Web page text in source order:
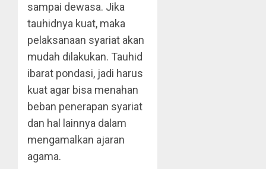
sampai dewasa. Jika
tauhidnya kuat, maka
pelaksanaan syariat akan
mudah dilakukan. Tauhid
ibarat pondasi, jadi harus
kuat agar bisa menahan
beban penerapan syariat
dan hal lainnya dalam
mengamalkan ajaran
agama.